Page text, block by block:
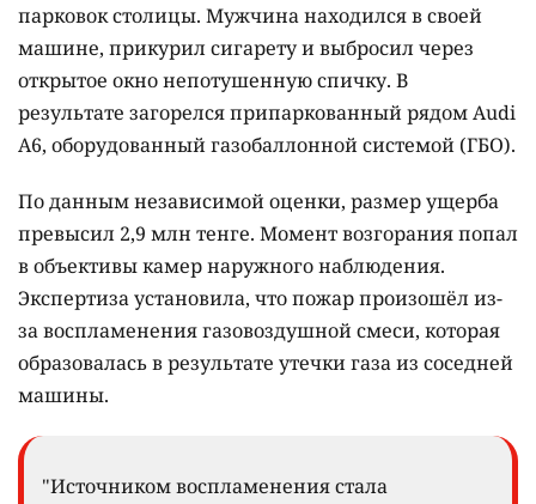
парковок столицы. Мужчина находился в своей
машине, прикурил сигарету и выбросил через
открытое окно непотушенную спичку. В
результате загорелся припаркованный рядом Audi
A6, оборудованный газобаллонной системой (ГБО).
По данным независимой оценки, размер ущерба
превысил 2,9 млн тенге. Момент возгорания попал
в объективы камер наружного наблюдения.
Экспертиза установила, что пожар произошёл из-
за воспламенения газовоздушной смеси, которая
образовалась в результате утечки газа из соседней
машины.
"Источником воспламенения стала